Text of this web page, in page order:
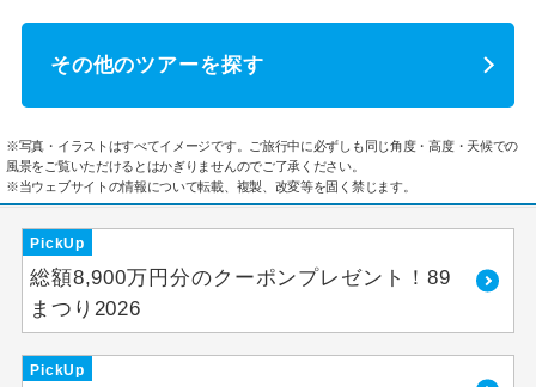
その他のツアーを探す
※写真・イラストはすべてイメージです。ご旅行中に必ずしも同じ角度・高度・天候での
風景をご覧いただけるとはかぎりませんのでご了承ください。
※当ウェブサイトの情報について転載、複製、改変等を固く禁じます。
PickUp
総額8,900万円分のクーポンプレゼント！89
まつり2026
PickUp